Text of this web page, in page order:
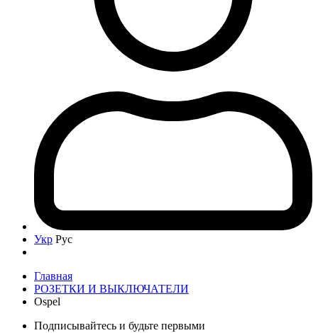
Укр Рус
Главная
РОЗЕТКИ И ВЫКЛЮЧАТЕЛИ
Ospel
Подписывайтесь и будьте первыми